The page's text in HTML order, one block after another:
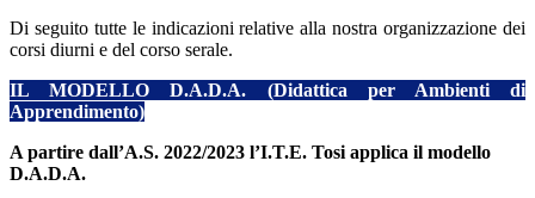
Di seguito tutte le indicazioni relative alla nostra organizzazione dei
corsi diurni e del corso serale.
IL MODELLO D.A.D.A. (Didattica per Ambienti di
Apprendimento)
A partire dall’A.S. 2022/2023 l’I.T.E. Tosi applica il modello
D.A.D.A.